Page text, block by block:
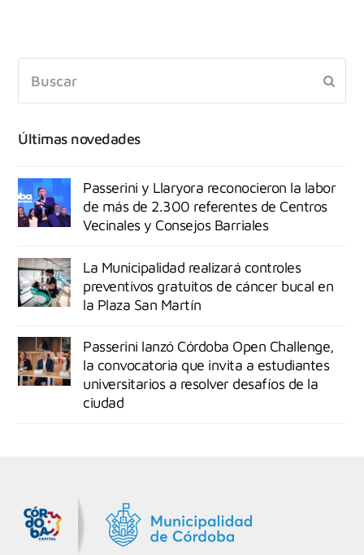
Últimas novedades
Passerini y Llaryora reconocieron la labor
de más de 2.300 referentes de Centros
Vecinales y Consejos Barriales
La Municipalidad realizará controles
preventivos gratuitos de cáncer bucal en
la Plaza San Martín
Passerini lanzó Córdoba Open Challenge,
la convocatoria que invita a estudiantes
universitarios a resolver desafíos de la
ciudad